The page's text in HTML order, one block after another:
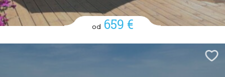
od 659 €